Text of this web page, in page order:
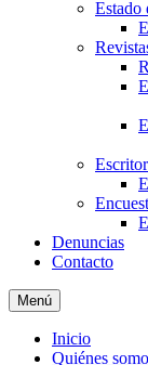
Estado
Denuncias
Contacto
Menú
Inicio
Quiénes